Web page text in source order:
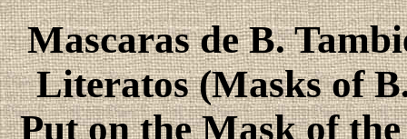
Mascaras de B.
Literatos (Masks of
Put on the Mask of